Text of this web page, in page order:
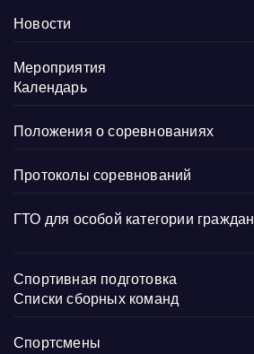
Новости
Мероприятия
Календарь
Положения о соревнованиях
Протоколы соревнований
ГТО для особой категории граждан
Спортивная подготовка
Списки сборных команд
Спортсмены